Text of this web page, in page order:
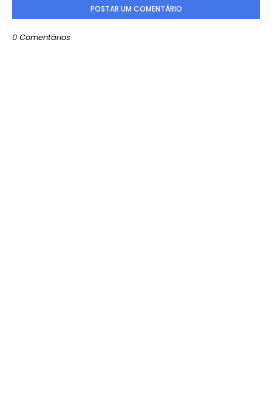
POSTAR UM COMENTÁRIO
0 Comentários